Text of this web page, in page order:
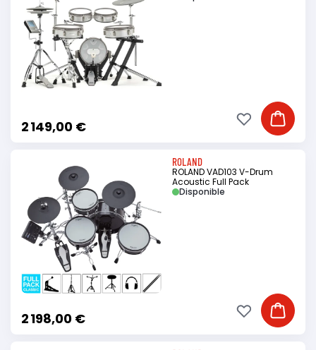
2 149,00 € Ajouter
Ajouter à ma
ROLAND
ROLAND VAD103 V-Drum
Acoustic Full Pack
2 198,00 €
Disponible
Ajouter
Ajouter à ma